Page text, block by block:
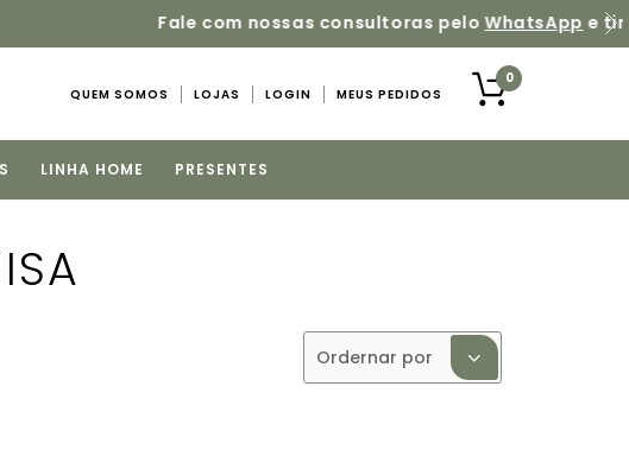
tire suas dúvidas sobre os produtos
QUEM SOMOS LOJAS LOGIN MEUS PEDIDOS
0
LINHA HOME PRESENTES
Ordernar por